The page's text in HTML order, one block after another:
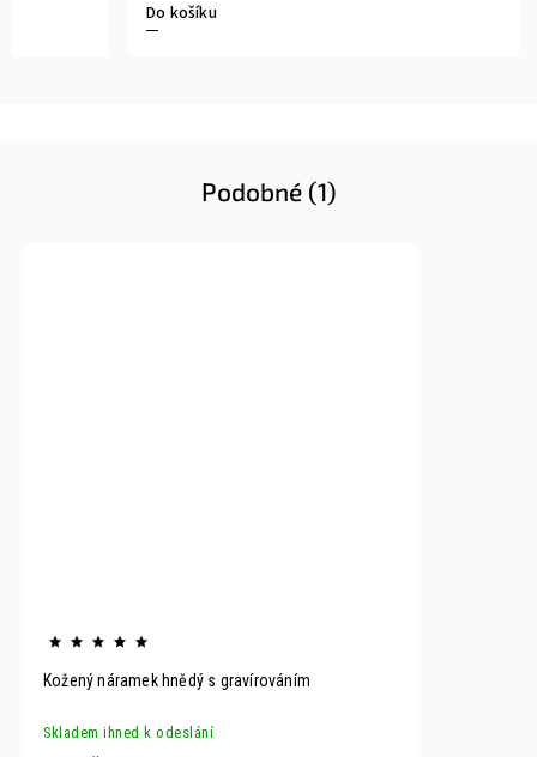
Do košíku
Podobné (1)
Kožený náramek hnědý s gravírováním
Skladem ihned k odeslání